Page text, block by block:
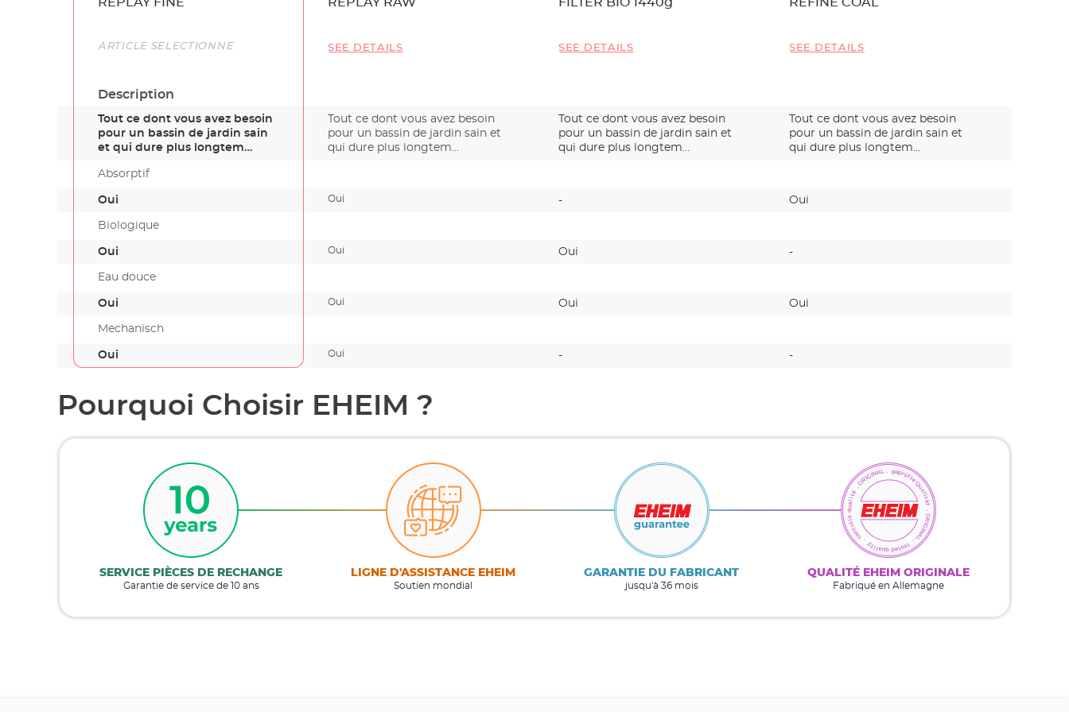
Link
ARTICLE SÉLECTIONNÉ SEE DETAILS SEE DETAILS SEE DETAILS
Description
Tout ce dont vous avez besoin
pour un bassin de jardin sain
et qui dure plus longtem…
Tout ce dont vous avez besoin
pour un bassin de jardin sain et
qui dure plus longtem…
Tout ce dont vous avez besoin
pour un bassin de jardin sain et
qui dure plus longtem…
Tout ce dont vous avez besoin
pour un bassin de jardin sain et
qui dure plus longtem…
Absorptif
Oui Oui - Oui
Biologique
Oui Oui Oui -
Eau douce
Oui Oui Oui Oui
Mechanisch
Oui Oui - -
Pourquoi Choisir EHEIM ?
SERVICE PIÈCES DE RECHANGE
Garantie de service de 10 ans
LIGNE D'ASSISTANCE EHEIM
Soutien mondial
GARANTIE DU FABRICANT
jusqu'à 36 mois
QUALITÉ EHEIM ORIGINALE
Fabriqué en Allemagne